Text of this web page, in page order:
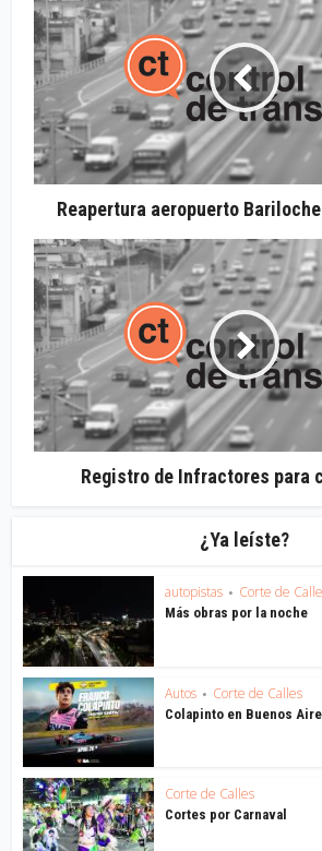
Reapertura aeropuerto
Registro de Infractores para
¿Ya leíste?
autopistas • Corte de
Más obras por la noche
Autos • Corte de Calles
Colapinto en Buenos
Corte de Calles
Cortes por Carnaval